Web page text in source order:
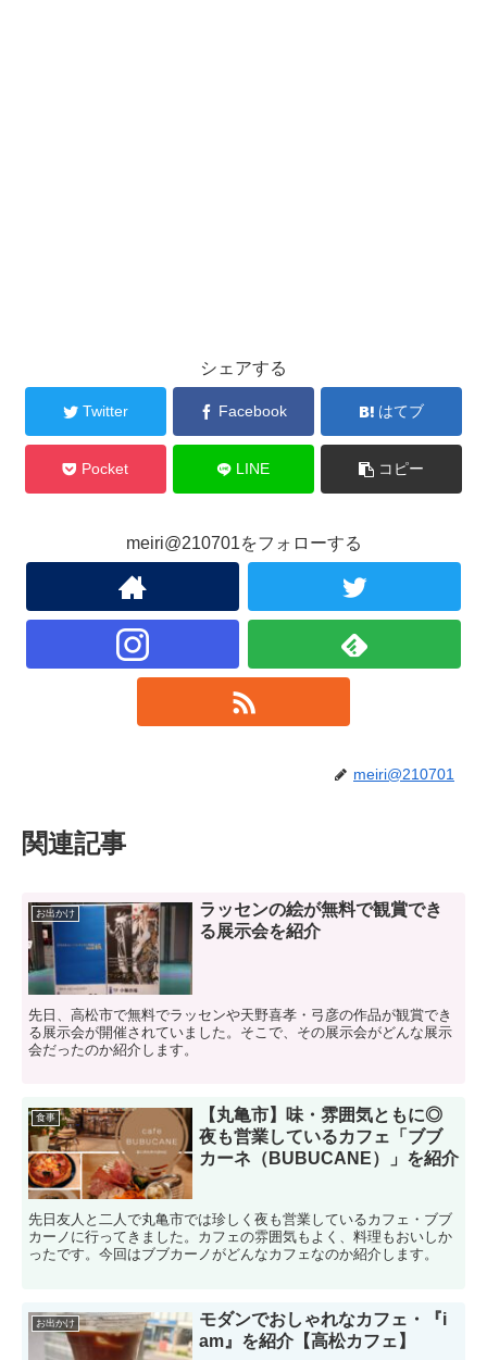
シェアする
Twitter Facebook はてブ
Pocket LINE コピー
meiri@210701をフォローする
meiri@210701
関連記事
お出かけ
ラッセンの絵が無料で観賞でき
る展示会を紹介
先日、高松市で無料でラッセンや天野喜孝・弓彦の作品が観賞でき
る展示会が開催されていました。そこで、その展示会がどんな展示
会だったのか紹介します。
食事
【丸亀市】味・雰囲気ともに◎
夜も営業しているカフェ「ブブ
カーネ（BUBUCANE）」を紹介
先日友人と二人で丸亀市では珍しく夜も営業しているカフェ・ブブ
カーノに行ってきました。カフェの雰囲気もよく、料理もおいしか
ったです。今回はブブカーノがどんなカフェなのか紹介します。
お出かけ
モダンでおしゃれなカフェ・『i
am』を紹介【高松カフェ】